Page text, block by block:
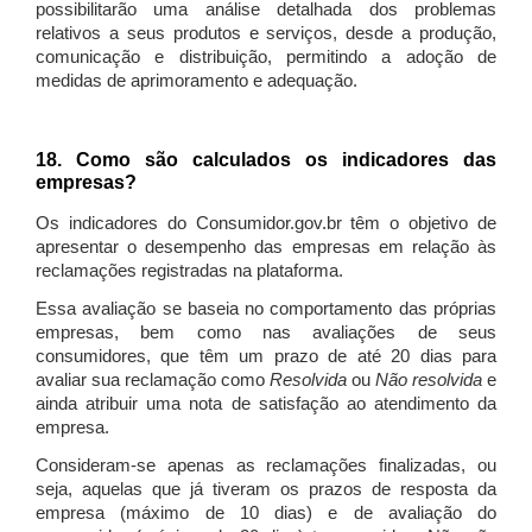
possibilitarão uma análise detalhada dos problemas
relativos a seus produtos e serviços, desde a produção,
comunicação e distribuição, permitindo a adoção de
medidas de aprimoramento e adequação.
18. Como são calculados os indicadores das
empresas?
Os indicadores do Consumidor.gov.br têm o objetivo de
apresentar o desempenho das empresas em relação às
reclamações registradas na plataforma.
Essa avaliação se baseia no comportamento das próprias
empresas, bem como nas avaliações de seus
consumidores, que têm um prazo de até 20 dias para
avaliar sua reclamação como Resolvida ou Não resolvida e
ainda atribuir uma nota de satisfação ao atendimento da
empresa.
Consideram-se apenas as reclamações finalizadas, ou
seja, aquelas que já tiveram os prazos de resposta da
empresa (máximo de 10 dias) e de avaliação do